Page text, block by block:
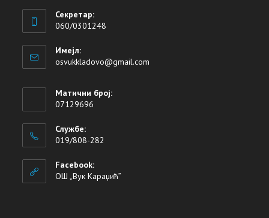
Секретар:
060/0301248
Имејл:
osvukkladovo@gmail.com
Матични број:
07129696
Службе:
019/808-282
Facebook:
ОШ „Вук Караџић”